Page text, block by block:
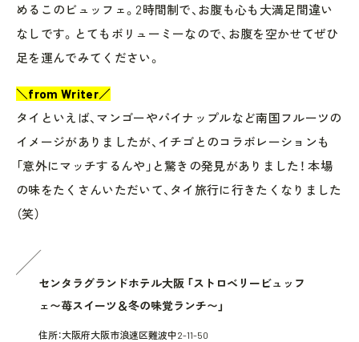
めるこのビュッフェ。2時間制で、お腹も心も大満足間違い
なしです。とてもボリューミーなので、お腹を空かせてぜひ
足を運んでみてください。
＼from Writer／
タイといえば、マンゴーやパイナップルなど南国フルーツの
イメージがありましたが、イチゴとのコラボレーションも
「意外にマッチするんや」と驚きの発見がありました！ 本場
の味をたくさんいただいて、タイ旅行に行きたくなりました
（笑）
センタラグランドホテル大阪 「ストロベリービュッフ
ェ〜苺スイーツ＆冬の味覚ランチ〜」
住所：大阪府大阪市浪速区難波中2-11-50